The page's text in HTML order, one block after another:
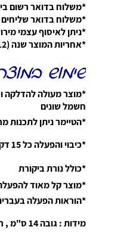
*משלוח בדואר רשום בין 7 - 4 ימים
*משלוח בדואר שליחים בין 2 - 1 ימים
*ניתן לאיסוף עצמי
*אחריות המוצר שנה (12 חודשים)
שימוש
*מוצר מעולה להדלקה
חשמל שונים
*הטיימר ניתן לתכנות
*כיבוי והפעלה כל 15 דקות
*כולל נורת ביקורת
*מוצר קל מאוד
*הוראות הפעלה
מידות : גובה 14 ס"מ , רוחב 8 ס"מ , עובי 5 ס"מ